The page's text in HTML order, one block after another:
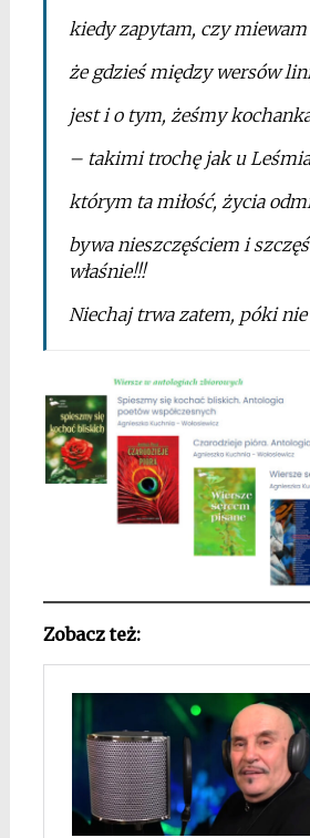
kiedy zapytam, czy miewam
że gdzieś między wersów
jest i o tym, żeśmy
– takimi trochę jak u
którym ta miłość, życia
bywa nieszczęściem i
właśnie!!!
Niechaj trwa zatem, póki
Zobacz też: